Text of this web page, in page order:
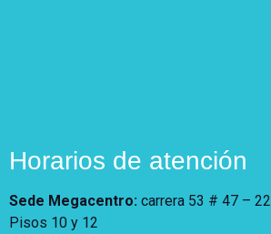
Horarios de atención
Sede Megacentro: carrera 53 # 47 –
Pisos 10 y 12